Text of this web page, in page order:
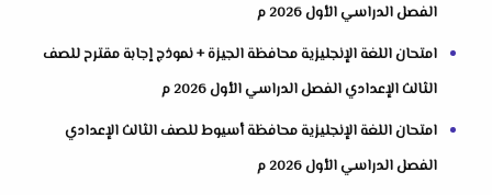
الفصل الدراسي الأول 2026 م
امتحان اللغة الإنجليزية محافظة الجيزة + نموذج إجابة مقترح للصف
الثالث الإعدادي الفصل الدراسي الأول 2026 م
امتحان اللغة الإنجليزية محافظة أسيوط للصف الثالث الإعدادي
الفصل الدراسي الأول 2026 م